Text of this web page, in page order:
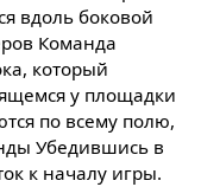
вдоль боковой
Команда
который
у площадки
по всему полю,
Убедившись в
к началу игры.